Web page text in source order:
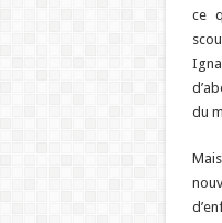
ce
du